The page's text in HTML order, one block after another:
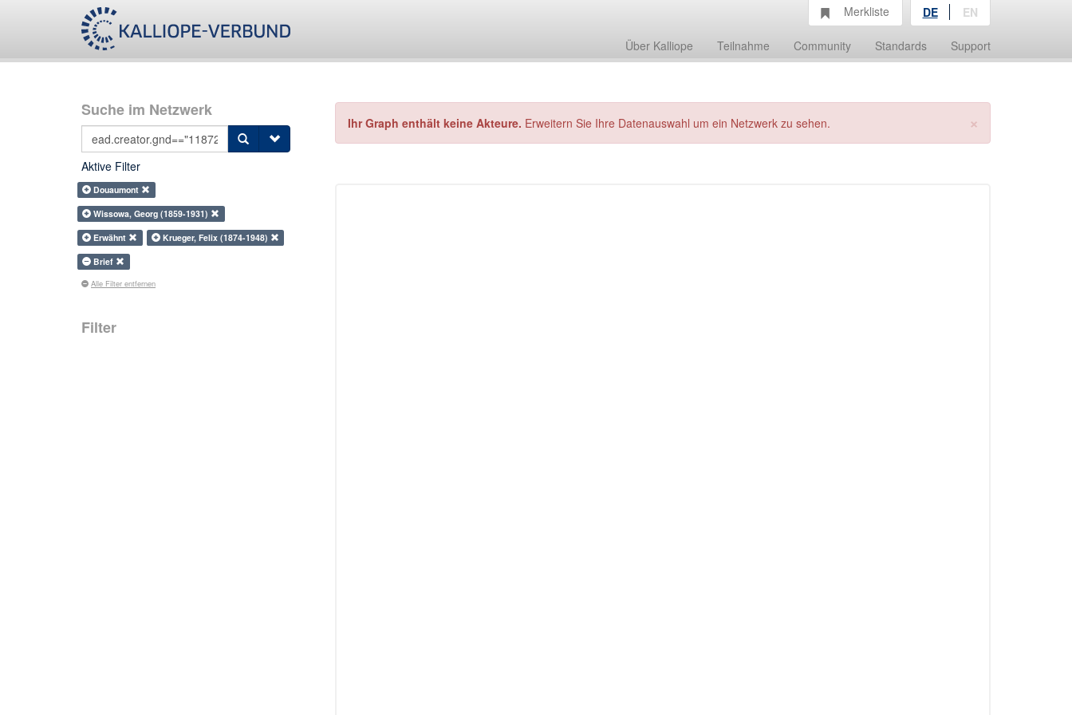
Über Kalliope Teilnahme Community Standards Support
Merkliste DE EN
Suche im Netzwerk
Aktive Filter
Douaumont
Wissowa, Georg (1859-1931)
Erwähnt
Krueger, Felix (1874-1948)
Brief
Alle Filter entfernen
Filter
×
Ihr Graph enthält keine Akteure. Erweitern Sie Ihre Datenauswahl um ein Netzwerk zu sehen.